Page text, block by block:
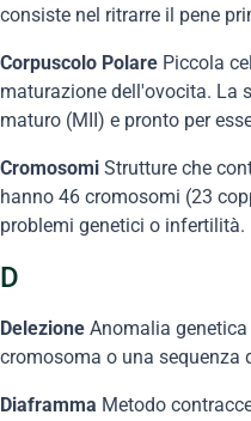
consiste nel ritrarre il pene
Corpuscolo Polare Piccola
maturazione dell'ovocita. La
maturo (MII) e pronto per
Cromosomi Strutture che
hanno 46 cromosomi (23
problemi genetici o infertilità.
D
Delezione Anomalia
cromosoma o una sequenza
Diaframma Metodo